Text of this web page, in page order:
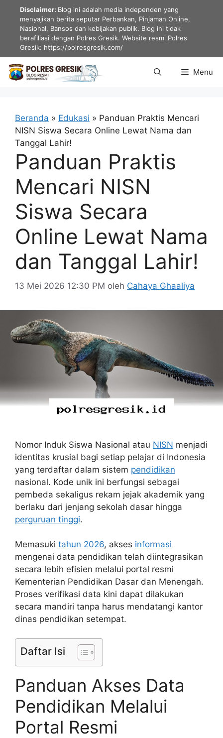
LangsungDisclaimer: Blog ini adalah media independen yang
menyajikan berita seputar Perbankan, Pinjaman Online,
Nasional, Bansos dan kebijakan publik. Blog ini tidak
berafiliasi dengan Polres Gresik. Website resmi Polres
Gresik: https://polresgresik.com/
Menu
Beranda » Edukasi » Panduan Praktis Mencari
NISN Siswa Secara Online Lewat Nama dan
Tanggal Lahir!
Panduan Praktis
Mencari NISN
Siswa Secara
Online Lewat Nama
dan Tanggal Lahir!
13 Mei 2026 12:30 PM oleh Cahaya Ghaaliya
Nomor Induk Siswa Nasional atau NISN menjadi
identitas krusial bagi setiap pelajar di Indonesia
yang terdaftar dalam sistem pendidikan
nasional. Kode unik ini berfungsi sebagai
pembeda sekaligus rekam jejak akademik yang
berlaku dari jenjang sekolah dasar hingga
perguruan tinggi.
Memasuki tahun 2026, akses informasi
mengenai data pendidikan telah diintegrasikan
secara lebih efisien melalui portal resmi
Kementerian Pendidikan Dasar dan Menengah.
Proses verifikasi data kini dapat dilakukan
secara mandiri tanpa harus mendatangi kantor
dinas pendidikan setempat.
Daftar Isi
Panduan Akses Data
Pendidikan Melalui
Portal Resmi